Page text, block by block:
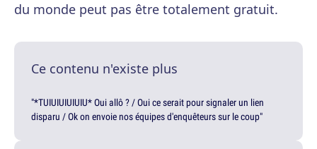
du monde peut pas être totalement gratuit.
Ce contenu n'existe plus
"*TUIUIUIUIUIU* Oui allô ? / Oui ce serait pour signaler un lien
disparu / Ok on envoie nos équipes d'enquêteurs sur le coup"